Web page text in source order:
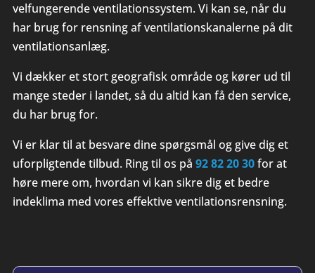
velfungerende ventilationssystem. Vi kan se, når du
har brug for rensning af ventilationskanalerne på dit
ventilationsanlæg.
Vi dækker et stort geografisk område og kører ud til
mange steder i landet, så du altid kan få den service,
du har brug for.
Vi er klar til at besvare dine spørgsmål og give dig et
uforpligtende tilbud. Ring til os på 92 82 20 30for at
høre mere om, hvordan vi kan sikre dig et bedre
indeklima med vores effektive ventilationsrensning.